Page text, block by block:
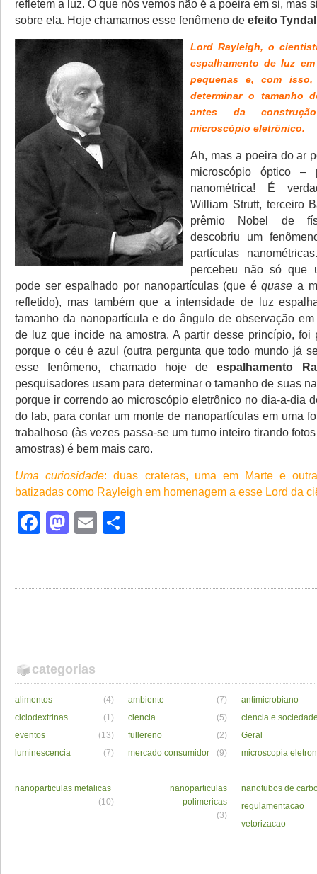
refletem a luz. O que nós vemos não é a poeira em si, mas
sobre ela. Hoje chamamos esse fenômeno de efeito
Lord Rayleigh, o
espalhamento de luz
pequenas e, com
determinar o tamanho
antes da
microscópio eletrônico.
Ah, mas a poeira do ar
microscópio óptico –
nanométrica! É
William Strutt, terceiro
prêmio Nobel de
descobriu um
partículas
percebeu não só que
pode ser espalhado por nanopartículas (que équase a
refletido), mas também que a intensidade de luz
tamanho da nanopartícula e do ângulo de observação
de luz que incide na amostra. A partir desse princípio, foi
porque o céu é azul (outra pergunta que todo mundo já
esse fenômeno, chamado hoje deespalhamento
pesquisadores usam para determinar o tamanho de suas
porque ir correndo ao microscópio eletrônico no dia-a-dia
do lab, para contar um monte de nanopartículas em uma
trabalhoso (às vezes passa-se um turno inteiro tirando
amostras) é bem mais caro.
Uma curiosidade: duas crateras, uma em Marte e
batizadas como Rayleigh em homenagem a esse Lord da
Facebook
Mastodon
Email
categorias
alimentos (4) ambiente (7)
antimicrobiano
ciclodextrinas
(1) ciencia (5)
ciencia e
eventos
(13) fullereno (2)
Geral
luminescencia
(7) mercado consumidor (9) microscopia
nanoparticulas metalicas
(10)
nanoparticulas
polimericas
(3)
nanotubos de
regulamentacao
vetorizacao